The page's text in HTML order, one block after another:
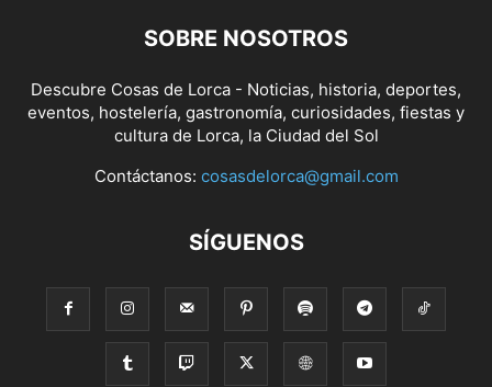
SOBRE NOSOTROS
Descubre Cosas de Lorca - Noticias, historia, deportes,
eventos, hostelería, gastronomía, curiosidades, fiestas y
cultura de Lorca, la Ciudad del Sol
Contáctanos: cosasdelorca@gmail.com
SÍGUENOS